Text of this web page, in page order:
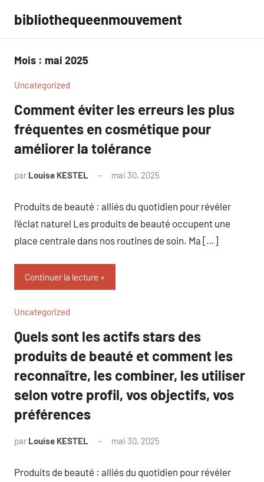
contenu
bibliothequeenmouvement
Mois : mai 2025
Uncategorized
Comment éviter les erreurs les plus
fréquentes en cosmétique pour
améliorer la tolérance
par Louise KESTEL mai 30, 2025
Produits de beauté : alliés du quotidien pour révéler
l’éclat naturel Les produits de beauté occupent une
place centrale dans nos routines de soin. Ma […]
Continuer la lecture
Uncategorized
Quels sont les actifs stars des
produits de beauté et comment les
reconnaître, les combiner, les utiliser
selon votre profil, vos objectifs, vos
préférences
par Louise KESTEL mai 30, 2025
Produits de beauté : alliés du quotidien pour révéler